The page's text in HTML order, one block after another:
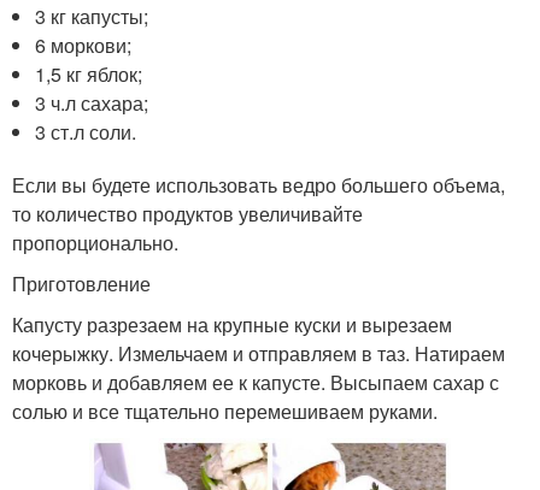
3 кг капусты;
6 моркови;
1,5 кг яблок;
3 ч.л сахара;
3 ст.л соли.
Если вы будете использовать ведро большего объема,
то количество продуктов увеличивайте
пропорционально.
Приготовление
Капусту разрезаем на крупные куски и вырезаем
кочерыжку. Измельчаем и отправляем в таз. Натираем
морковь и добавляем ее к капусте. Высыпаем сахар с
солью и все тщательно перемешиваем руками.